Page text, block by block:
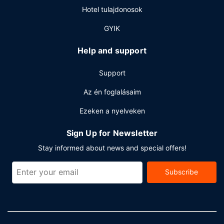
a kertre néz. Ingyenes kontinentális reggeli reggelit
szolgálnak fel ingyenes reggeli naponta 7:00 és 10:00
A szálláshelyen számítógépállomás, 24 órában nyitva tartó
vehető. Freeport városában tervez valamilyen eseményt?
Ez a(z) hotel 5941 négyzetláb (552 négyzetméter)
fenntartott területtel rendelkezik. Az autóval érkező
Hotel tulajdonosok
GYIK
Help and support
Support
Az én foglalásaim
Ezeken a nyelveken
Sign Up for Newsletter
Stay informed about news and special offers!
Subscribe